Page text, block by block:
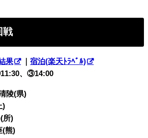
戦
果 ｜宿泊(楽天ﾄﾗﾍﾞﾙ)
、③14:00
陵(県)
)
所)
(熊)